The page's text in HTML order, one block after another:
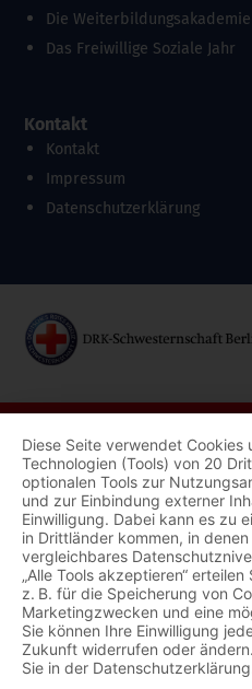
Die Weiterbildungsakademie
Das Freiwillige Soziale Jahr
Kontakt
Kontakt
Impressum
Datenschutzerklärung
Diese Seite verwendet Cookies
Technologien (Tools) von 20
optionalen Tools zur
und zur Einbindung externer
Einwilligung. Dabei kann es zu
in Drittländer kommen, in
vergleichbares
„Alle Tools akzeptieren“
z. B. für die Speicherung von
Marketingzwecken und eine
Sie können Ihre Einwilligung
Zukunft widerrufen oder
Sie in der